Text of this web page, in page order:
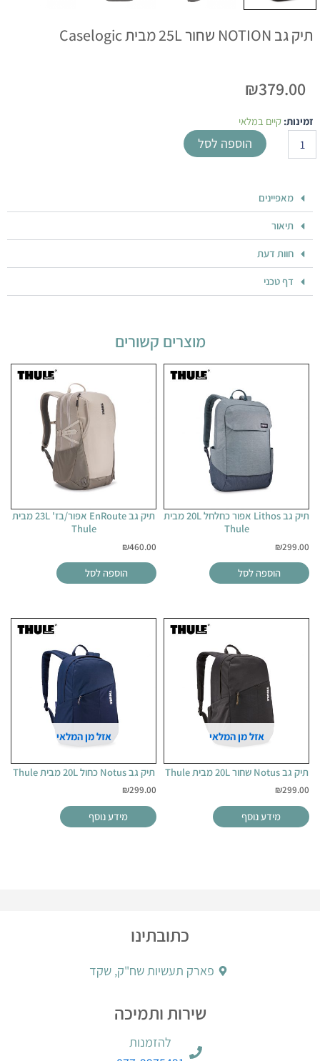
תיק גב NOTION שחור 25L מבית Caselogic
₪379.00
זמינות: קיים במלאי
כמות
של
תיק
גב
25L
Caselogic
הוספה לסל
מאפיינים
תיאור
חוות דעת
דף טכני
מוצרים קשורים
תיק גב Lithos אפור כחלחל 20L מבית
Thule
₪299.00
הוספה לסל
תיק גב EnRoute אפור/בז' 23L מבית
Thule
₪460.00
הוספה לסל
אזל מן המלאי
תיק גב Notus שחור 20L מבית Thule
₪299.00
מידע נוסף
אזל מן המלאי
תיק גב Notus כחול 20L מבית Thule
₪299.00
מידע נוסף
כתובתינו
פארק תעשיות שח"ק, שקד
שירות ותמיכה
להזמנות